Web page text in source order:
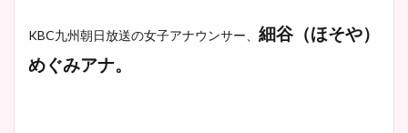
KBC九州朝日放送の女子アナウンサー、 細谷（ほそや）
めぐみアナ。